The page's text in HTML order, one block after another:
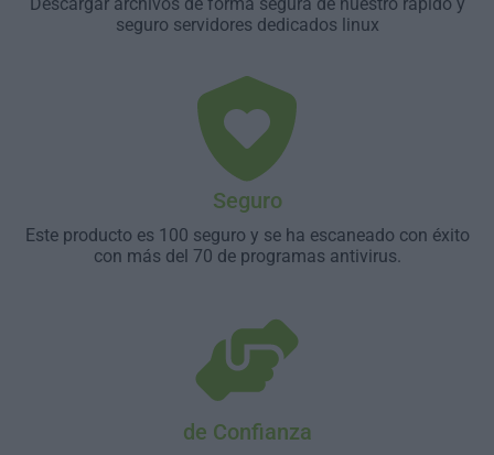
seguro servidores dedicados linux
Seguro
Este producto es 100 seguro y se ha escaneado con éxito
con más del 70 de programas antivirus.
de Confianza